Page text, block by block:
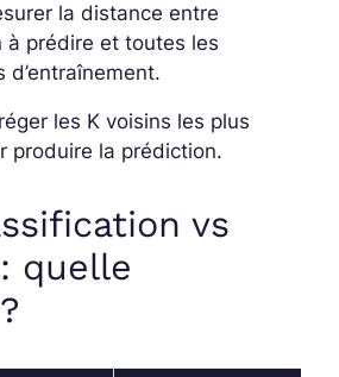
la distance entre
à prédire et toutes les
d’entraînement.
les K voisins les plus
produire la prédiction.
vs
quelle